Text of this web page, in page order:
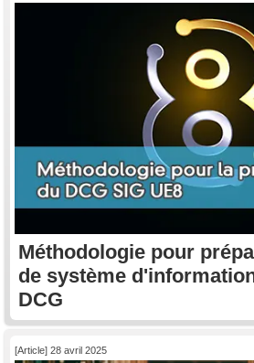
Méthodologie pour
de système
DCG
[Article] 28 avril 2025